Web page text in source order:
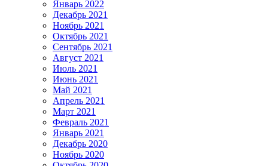
Январь 2022
Декабрь 2021
Ноябрь 2021
Октябрь 2021
Сентябрь 2021
Август 2021
Июль 2021
Июнь 2021
Май 2021
Апрель 2021
Март 2021
Февраль 2021
Январь 2021
Декабрь 2020
Ноябрь 2020